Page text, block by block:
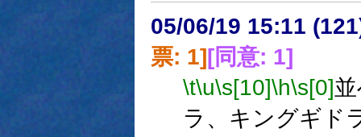
05/06/19 15:11
票: 1][同意: 1]
\t\u\s[10]\h\s[0]
ラ、キングギド